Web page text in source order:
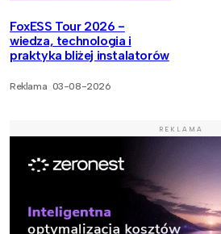
FoxESS Tour 2026 -
wiedza, technologia i
praktyka bliżej instalatorów
Reklama 03-08-2026
REKLAMA